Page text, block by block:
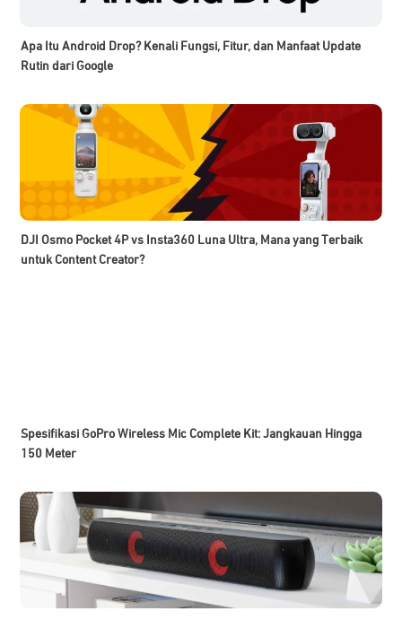
Apa Itu Android Drop? Kenali Fungsi, Fitur, dan Manfaat Update
Rutin dari Google
DJI Osmo Pocket 4P vs Insta360 Luna Ultra, Mana yang Terbaik
untuk Content Creator?
Spesifikasi GoPro Wireless Mic Complete Kit: Jangkauan Hingga
150 Meter